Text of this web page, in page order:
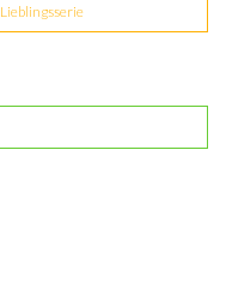
Lieblingsserie